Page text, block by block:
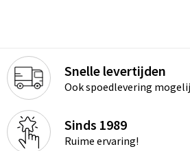
Snelle levertijden
Ook spoedlevering
Sinds 1989
Ruime ervaring!